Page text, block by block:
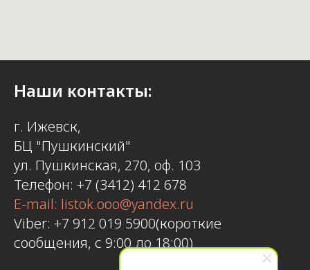
Наши контакты:
г. Ижевск,
БЦ "Пушкинский"
ул. Пушкинская, 270, оф. 103
Телефон: +7 (3412) 412 678
E-mail: listok.ooo@yandex.ru
Viber: +7 912 019 5900(короткие
сообщения, с 9:00 до 18:00)